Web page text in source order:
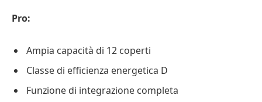
Pro:
Ampia capacità di 12 coperti
Classe di efficienza energetica D
Funzione di integrazione completa